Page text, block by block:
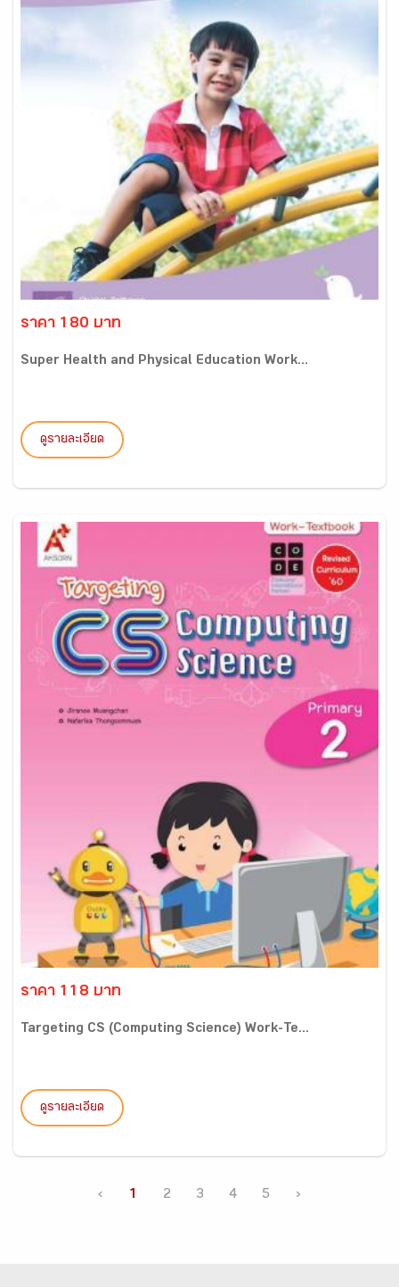
ราคา 180 บาท
Super Health and Physical Education Work...
ดูรายละเอียด
ราคา 118 บาท
Targeting CS (Computing Science) Work-Te...
ดูรายละเอียด
‹ 1 2 3 4 5 ›